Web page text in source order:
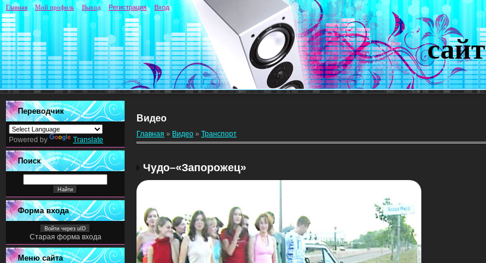
сайт
Главная Мой профиль Выход Регистрация Вход
Переводчик
Powered by Translate
Поиск
Форма входа
Войти через uID
Старая форма входа
Меню сайта
Видео
Главная » Видео » Транспорт
Чудо–«Запорожец»